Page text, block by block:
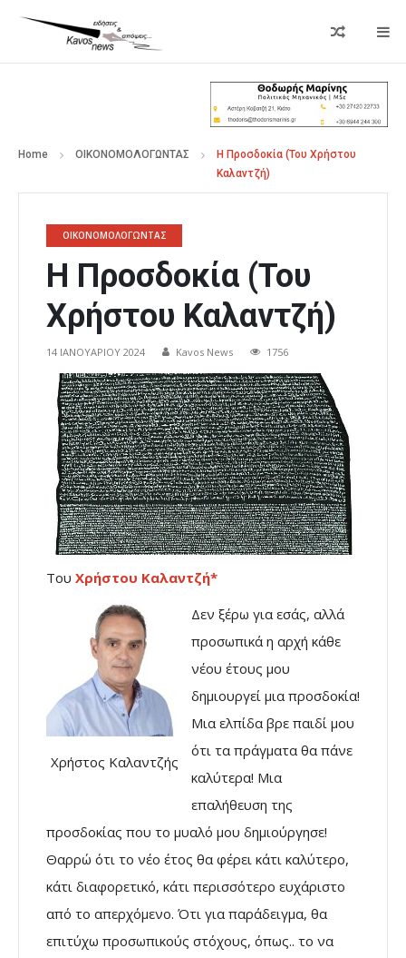
Home ΟΙΚΟΝΟΜΟΛΟΓΩΝΤΑΣ
Η Προσδοκία (Του Χρήστου
Καλαντζή)
ΟΙΚΟΝΟΜΟΛΟΓΩΝΤΑΣ
Η Προσδοκία (Του
Χρήστου Καλαντζή)
14 ΙΑΝΟΥΑΡΊΟΥ 2024 Kavos News 1756
Του Χρήστου Καλαντζή*
Χρήστος Καλαντζής
Δεν ξέρω για εσάς, αλλά
προσωπικά η αρχή κάθε
νέου έτους μου
δημιουργεί μια προσδοκία!
Μια ελπίδα βρε παιδί μου
ότι τα πράγματα θα πάνε
καλύτερα! Μια
επαλήθευση της
προσδοκίας που το μυαλό μου δημιούργησε!
Θαρρώ ότι το νέο έτος θα φέρει κάτι καλύτερο,
κάτι διαφορετικό, κάτι περισσότερο ευχάριστο
από το απερχόμενο. Ότι για παράδειγμα, θα
επιτύχω προσωπικούς στόχους, όπως.. το να